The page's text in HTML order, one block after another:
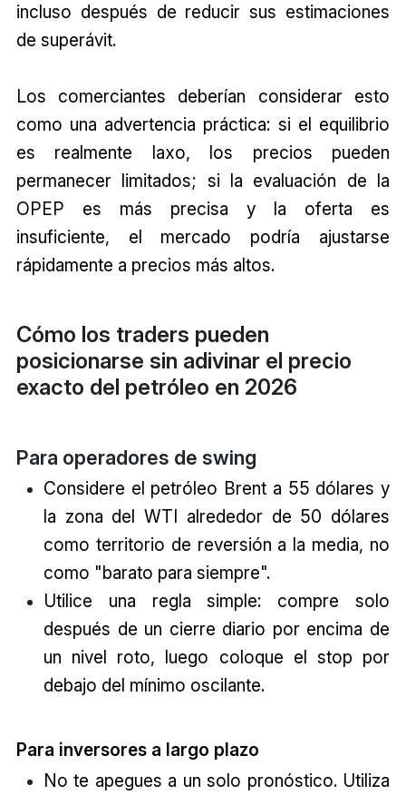
incluso después de reducir sus estimaciones
de superávit.
Los comerciantes deberían considerar esto
como una advertencia práctica: si el equilibrio
es realmente laxo, los precios pueden
permanecer limitados; si la evaluación de la
OPEP es más precisa y la oferta es
insuficiente, el mercado podría ajustarse
rápidamente a precios más altos.
Cómo los traders pueden
posicionarse sin adivinar el precio
exacto del petróleo en 2026
Para operadores de swing
Considere el petróleo Brent a 55 dólares y
la zona del WTI alrededor de 50 dólares
como territorio de reversión a la media, no
como "barato para siempre".
Utilice una regla simple: compre solo
después de un cierre diario por encima de
un nivel roto, luego coloque el stop por
debajo del mínimo oscilante.
Para inversores a largo plazo
No te apegues a un solo pronóstico. Utiliza